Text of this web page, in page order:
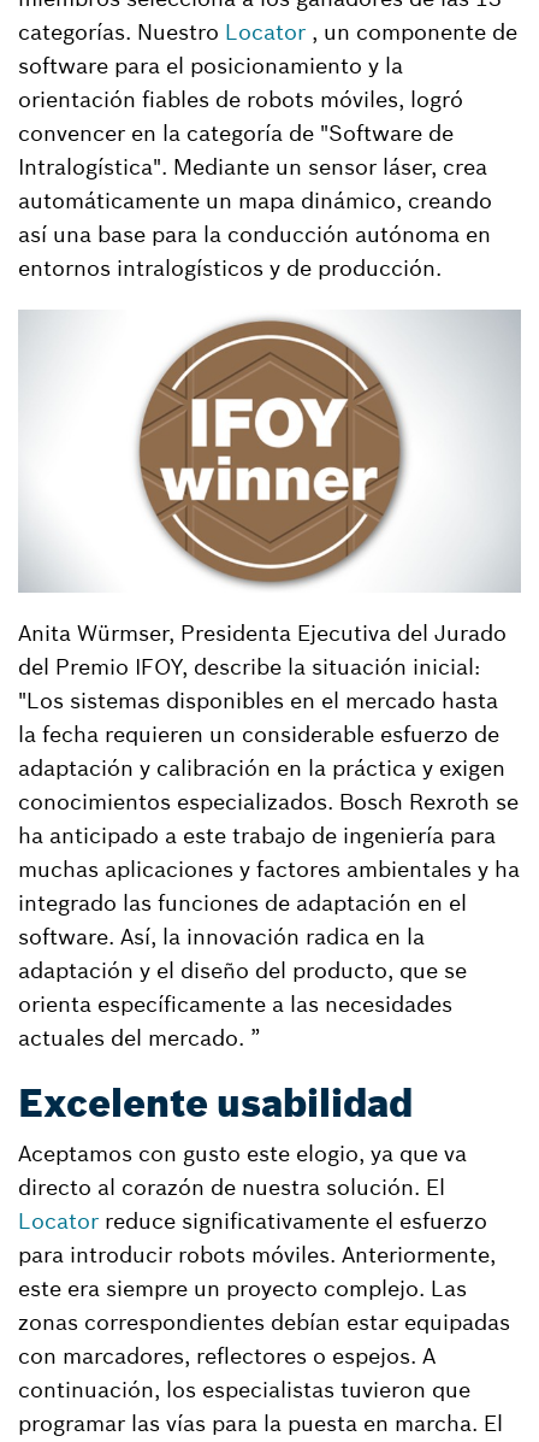
categorías. Nuestro Locator , un componente de
software para el posicionamiento y la
orientación fiables de robots móviles, logró
convencer en la categoría de "Software de
Intralogística". Mediante un sensor láser, crea
automáticamente un mapa dinámico, creando
así una base para la conducción autónoma en
entornos intralogísticos y de producción.
Anita Würmser, Presidenta Ejecutiva del Jurado
del Premio IFOY, describe la situación inicial:
"Los sistemas disponibles en el mercado hasta
la fecha requieren un considerable esfuerzo de
adaptación y calibración en la práctica y exigen
conocimientos especializados. Bosch Rexroth se
ha anticipado a este trabajo de ingeniería para
muchas aplicaciones y factores ambientales y ha
integrado las funciones de adaptación en el
software. Así, la innovación radica en la
adaptación y el diseño del producto, que se
orienta específicamente a las necesidades
actuales del mercado. ”
Excelente usabilidad
Aceptamos con gusto este elogio, ya que va
directo al corazón de nuestra solución. El
Locator reduce significativamente el esfuerzo
para introducir robots móviles. Anteriormente,
este era siempre un proyecto complejo. Las
zonas correspondientes debían estar equipadas
con marcadores, reflectores o espejos. A
continuación, los especialistas tuvieron que
programar las vías para la puesta en marcha. El